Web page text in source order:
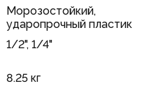
Морозостойкий,
ударопрочный пластик
1/2", 1/4"
8.25 кг